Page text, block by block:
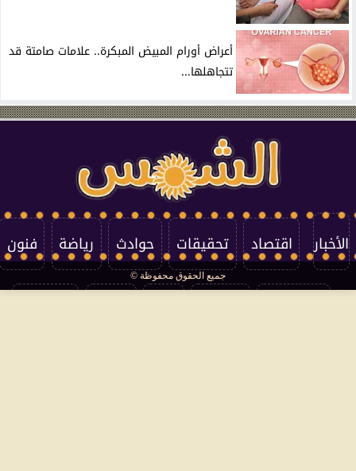
أعراض أورام المبيض المبكرة.. علامات صامتة قد
تتجاهلها...
الأخبار اقتصاد تحقيقات حوادث رياضة فنون
جميع الحقوق محفوظة ©